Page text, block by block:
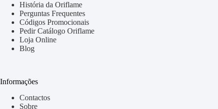
História da Oriflame
Perguntas Frequentes
Códigos Promocionais
Pedir Catálogo Oriflame
Loja Online
Blog
Informações
Contactos
Sobre